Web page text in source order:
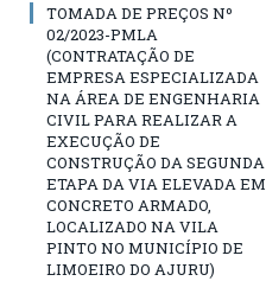
TOMADA DE PREÇOS Nº
02/2023-PMLA
(CONTRATAÇÃO DE
EMPRESA ESPECIALIZADA
NA ÁREA DE ENGENHARIA
CIVIL PARA REALIZAR A
EXECUÇÃO DE
CONSTRUÇÃO DA SEGUNDA
ETAPA DA VIA ELEVADA EM
CONCRETO ARMADO,
LOCALIZADO NA VILA
PINTO NO MUNICÍPIO DE
LIMOEIRO DO AJURU)